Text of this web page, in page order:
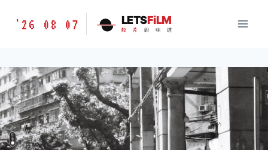
胶
味
道
LETSFILM
'26 08 07 LETSFiLM
胶 片 的 味 道